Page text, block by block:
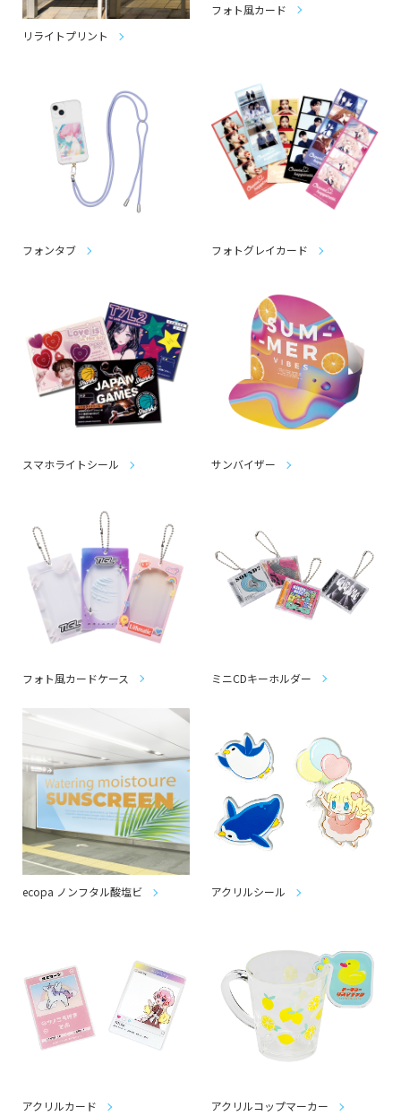
リライトプリント
フォト風カード
フォンタブ フォトグレイカード
スマホライトシール サンバイザー
フォト風カードケース ミニCDキーホルダー
ecopa ノンフタル酸塩ビ アクリルシール
アクリルカード アクリルコップマーカー